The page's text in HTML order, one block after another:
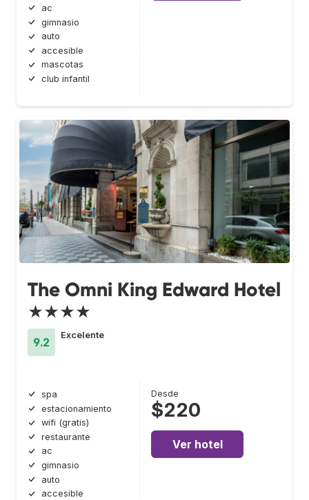
ac
gimnasio
auto
accesible
mascotas
club infantil
The Omni King Edward Hotel
★★★★
9.2
Excelente
spa
estacionamiento
wifi (gratis)
restaurante
ac
gimnasio
auto
accesible
Desde
$220
Ver hotel